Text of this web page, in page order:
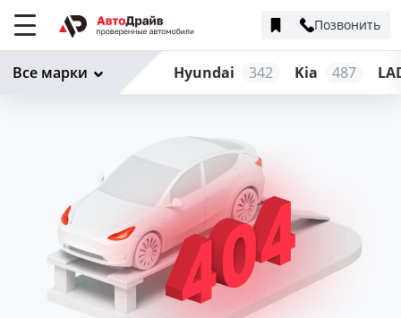
Позвонить
Hyundai 342 Kia 487
Все марки